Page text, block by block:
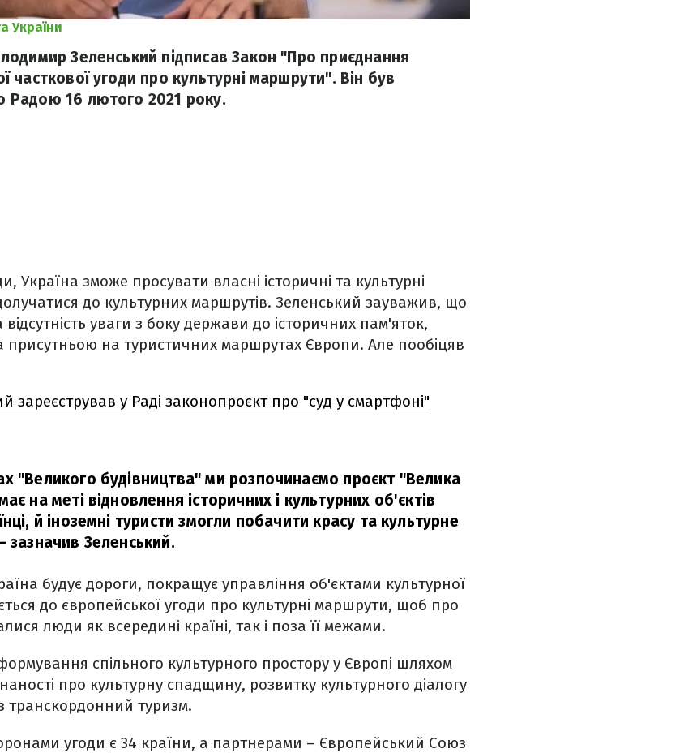
України
Зеленський підписав Закон "Про приєднання
часткової угоди про культурні маршрути". Він був
Радою 16 лютого 2021 року.
Україна зможе просувати власні історичні та культурні
до культурних маршрутів. Зеленський зауважив, що
відсутність уваги з боку держави до історичних пам'яток,
присутньою на туристичних маршрутах Європи. Але пообіцяв
зареєстрував у Раді законопроєкт про "суд у смартфоні"
"Великого будівництва" ми розпочинаємо проєкт "Велика
на меті відновлення історичних і культурних об'єктів
й іноземні туристи змогли побачити красу та культурне
зазначив Зеленський.
будує дороги, покращує управління об'єктами культурної
до європейської угоди про культурні маршрути, щоб про
люди як всередині країні, так і поза її межами.
спільного культурного простору у Європі шляхом
про культурну спадщину, розвитку культурного діалогу
транскордонний туризм.
угоди є 34 країни, а партнерами – Європейський Союз